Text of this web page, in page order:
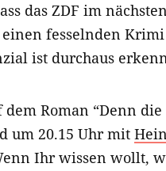
das ZDF im
einen fesselnden
ist durchaus
Roman “Denn
um 20.15 Uhr mit
Ihr wissen wollt,